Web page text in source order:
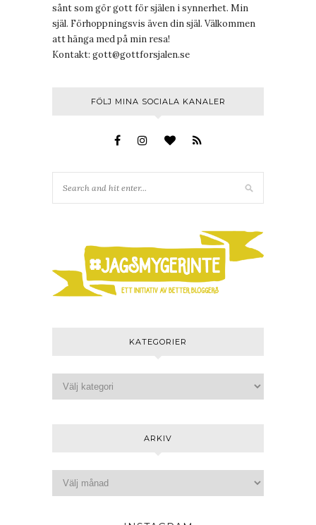
sånt som gör gott för själen i synnerhet. Min
själ. Förhoppningsvis även din själ. Välkommen
att hänga med på min resa!
Kontakt: gott@gottforsjalen.se
FÖLJ MINA SOCIALA KANALER
KATEGORIER
ARKIV